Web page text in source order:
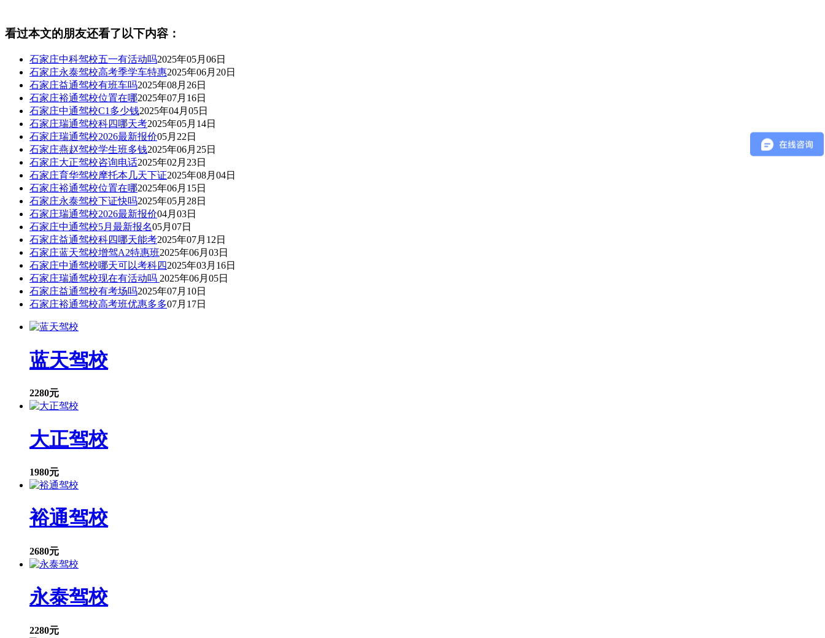
看过本文的朋友还看了以下内容：
石家庄中科驾校五一有活动吗2025年05月06日
石家庄永泰驾校高考季学车特惠2025年06月20日
石家庄益通驾校有班车吗2025年08月26日
石家庄裕通驾校位置在哪2025年07月16日
石家庄中通驾校C1多少钱2025年04月05日
石家庄瑞通驾校科四哪天考2025年05月14日
石家庄瑞通驾校2026最新报价05月22日
石家庄燕赵驾校学生班多钱2025年06月25日
石家庄大正驾校咨询电话2025年02月23日
石家庄育华驾校摩托本几天下证2025年08月04日
石家庄裕通驾校位置在哪2025年06月15日
石家庄永泰驾校下证快吗2025年05月28日
石家庄瑞通驾校2026最新报价04月03日
石家庄中通驾校5月最新报名05月07日
石家庄益通驾校科四哪天能考2025年07月12日
石家庄蓝天驾校增驾A2特惠班2025年06月03日
石家庄中通驾校哪天可以考科四2025年03月16日
石家庄瑞通驾校现在有活动吗 2025年06月05日
石家庄益通驾校有考场吗2025年07月10日
石家庄裕通驾校高考班优惠多多07月17日
蓝天驾校
2280元
大正驾校
1980元
裕通驾校
2680元
永泰驾校
2280元